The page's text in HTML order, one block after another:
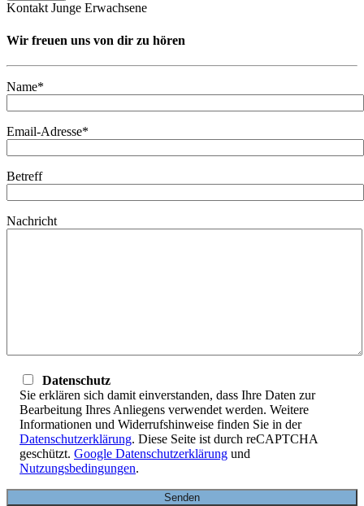
Kontakt Junge Erwachsene
Wir freuen uns von dir zu hören
Name*
Email-Adresse*
Betreff
Nachricht
Datenschutz
Sie erklären sich damit einverstanden, dass Ihre Daten zur
Bearbeitung Ihres Anliegens verwendet werden. Weitere
Informationen und Widerrufshinweise finden Sie in der
Datenschutzerklärung. Diese Seite ist durch reCAPTCHA
geschützt. Google Datenschutzerklärung und
Nutzungsbedingungen.